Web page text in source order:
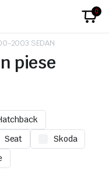
0
2003 SEDAN
piese
Seat
Skoda